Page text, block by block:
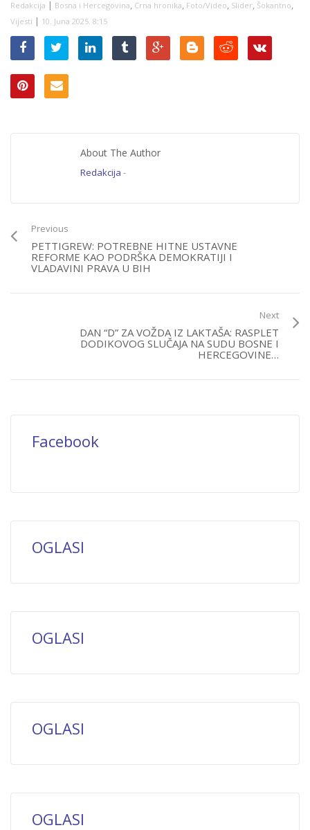
Redakcija | Bosna i Hercegovina, Crna hronika, Foto/Video, Slider, Šokantno,
Vijesti | 10. Juna 2025. 8:15
About The Author
Redakcija -
Previous
PETTIGREW: POTREBNE HITNE USTAVNE
REFORME KAO PODRŠKA DEMOKRATIJI I
VLADAVINI PRAVA U BIH
Next
DAN “D” ZA VOŽDA IZ LAKTAŠA: RASPLET
DODIKOVOG SLUČAJA NA SUDU BOSNE I
HERCEGOVINE…
Facebook
OGLASI
OGLASI
OGLASI
OGLASI